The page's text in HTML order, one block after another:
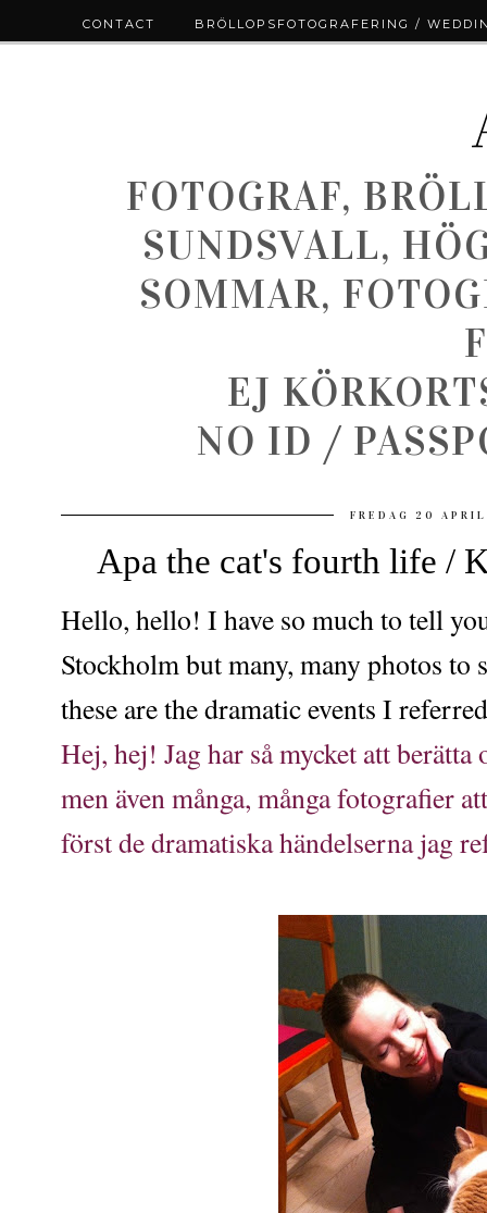
FOTOGRAF,
SUNDSVALL,
SOMMAR,
EJ
NO ID /
FREDAG 20
Apa the cat's fourth life /
Hello, hello! I have so much to tell
Stockholm but many, many photos
these are the dramatic events I
Hej, hej! Jag har så mycket att
men även många, många fotografier
först de dramatiska händelserna jag
CONTACT BRÖLLOPSFOTOGRAFERING /